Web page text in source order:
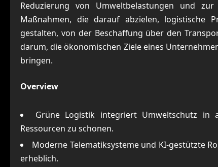
Reduzierung von Umweltbelastungen und
Maßnahmen, die darauf abzielen, logistische
gestalten, von der Beschaffung über den
darum, die ökonomischen Ziele eines
bringen.
Overview
Grüne Logistik integriert Umweltschutz in
Ressourcen zu schonen.
Moderne Telematiksysteme und KI-gestützte
erheblich.